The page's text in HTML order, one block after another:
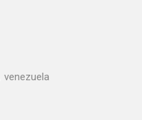
venezuela